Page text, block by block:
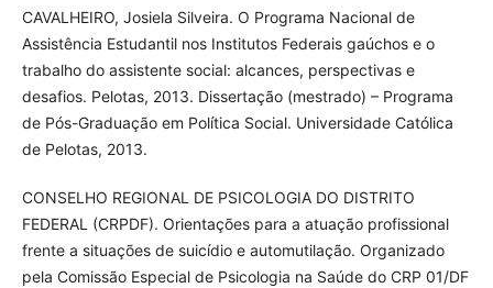
CAVALHEIRO, Josiela Silveira. O Programa Nacional de
Assistência Estudantil nos Institutos Federais gaúchos e o
trabalho do assistente social: alcances, perspectivas e
desafios. Pelotas, 2013. Dissertação (mestrado) – Programa
de Pós-Graduação em Política Social. Universidade Católica
de Pelotas, 2013.
CONSELHO REGIONAL DE PSICOLOGIA DO DISTRITO
FEDERAL (CRPDF). Orientações para a atuação profissional
frente a situações de suicídio e automutilação. Organizado
pela Comissão Especial de Psicologia na Saúde do CRP 01/DF